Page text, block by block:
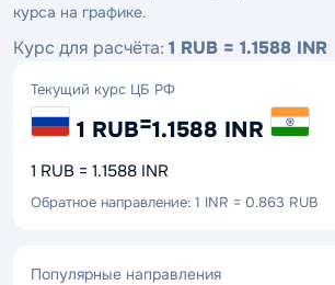
курса на графике.
Курс для расчёта: 1 RUB = 1.1588 INR
Текущий курс ЦБ РФ
1 RUB=1.1588 INR
1 RUB = 1.1588 INR
Обратное направление: 1 INR = 0.863 RUB
Популярные направления